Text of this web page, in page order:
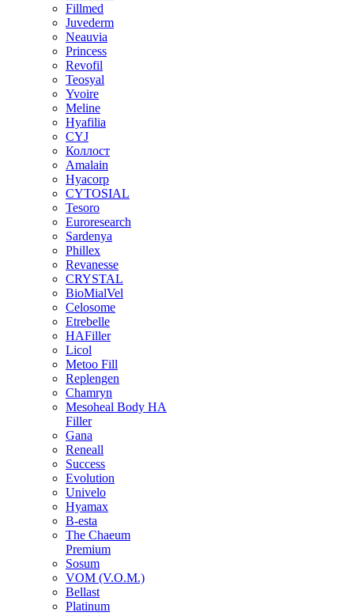
Fillmed
Juvederm
Neauvia
Princess
Revofil
Teosyal
Yvoire
Meline
Hyafilia
CYJ
Коллост
Amalain
Hyacorp
CYTOSIAL
Tesoro
Euroresearch
Sardenya
Phillex
Revanesse
CRYSTAL
BioMialVel
Celosome
Etrebelle
HAFiller
Licol
Metoo Fill
Replengen
Chamryn
Mesoheal Body HA
Filler
Gana
Reneall
Success
Evolution
Univelo
Hyamax
B-esta
The Chaeum
Premium
Sosum
VOM (V.O.M.)
Bellast
Platinum